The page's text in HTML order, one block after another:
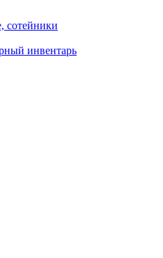
сотейники
инвентарь